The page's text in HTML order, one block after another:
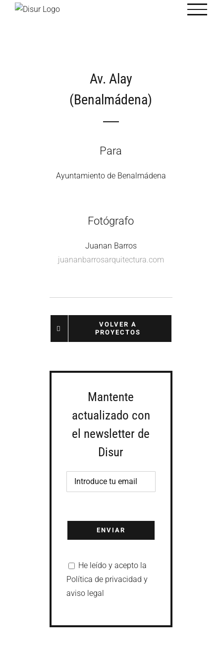
Saltar
Av. Alay
(Benalmádena)
Para
Ayuntamiento de Benalmádena
Fotógrafo
Juanan Barros
juananbarrosarquitectura.com
VOLVER A
PROYECTOS
Mantente
actualizado con
el newsletter de
Disur
He leído y acepto la
Política de privacidad y
aviso legal